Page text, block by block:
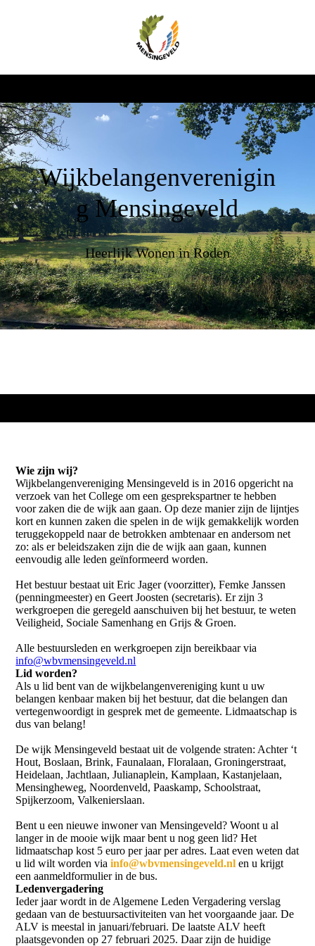
Wijkbelangenverenigin
g Mensingeveld
Heerlijk Wonen in Roden
Wie zijn wij?
Wijkbelangenvereniging Mensingeveld is in 2016 opgericht na
verzoek van het College om een gesprekspartner te hebben
voor zaken die de wijk aan gaan. Op deze manier zijn de lijntjes
kort en kunnen zaken die spelen in de wijk gemakkelijk worden
teruggekoppeld naar de betrokken ambtenaar en andersom net
zo: als er beleidszaken zijn die de wijk aan gaan, kunnen
eenvoudig alle leden geïnformeerd worden.
Het bestuur bestaat uit Eric Jager (voorzitter), Femke Janssen
(penningmeester) en Geert Joosten (secretaris). Er zijn 3
werkgroepen die geregeld aanschuiven bij het bestuur, te weten
Veiligheid, Sociale Samenhang en Grijs & Groen.
Alle bestuursleden en werkgroepen zijn bereikbaar via
info@wbvmensingeveld.nl
Lid worden?
Als u lid bent van de wijkbelangenvereniging kunt u uw
belangen kenbaar maken bij het bestuur, dat die belangen dan
vertegenwoordigt in gesprek met de gemeente. Lidmaatschap is
dus van belang!
De wijk Mensingeveld bestaat uit de volgende straten: Achter ‘t
Hout, Boslaan, Brink, Faunalaan, Floralaan, Groningerstraat,
Heidelaan, Jachtlaan, Julianaplein, Kamplaan, Kastanjelaan,
Mensingheweg, Noordenveld, Paaskamp, Schoolstraat,
Spijkerzoom, Valkenierslaan.
Bent u een nieuwe inwoner van Mensingeveld? Woont u al
langer in de mooie wijk maar bent u nog geen lid? Het
lidmaatschap kost 5 euro per jaar per adres. Laat even weten dat
u lid wilt worden viainfo@wbvmensingeveld.nl en u krijgt
een aanmeldformulier in de bus.
Ledenvergadering
Ieder jaar wordt in de Algemene Leden Vergadering verslag
gedaan van de bestuursactiviteiten van het voorgaande jaar. De
ALV is meestal in januari/februari. De laatste ALV heeft
plaatsgevonden op 27 februari 2025. Daar zijn de huidige